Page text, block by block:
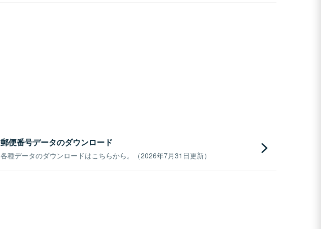
郵便番号データのダウンロード
各種データのダウンロードはこちらから。（2026年7月31日更新）